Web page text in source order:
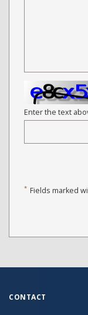
Enter the text
* Fields marked
CONTACT